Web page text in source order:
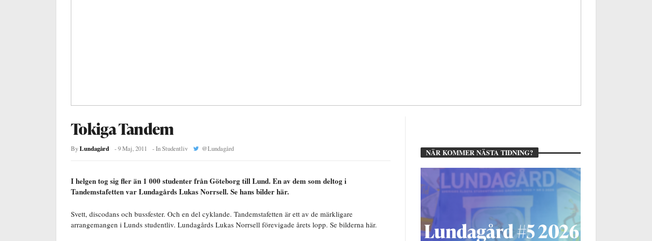
Tokiga Tandem
ByLundagård -9 Maj, 2011 - InStudentliv @Lundagård
I helgen tog sig fler än 1 000 studenter från Göteborg till Lund. En av dem som deltog i
Tandemstafetten var Lundagårds Lukas Norrsell. Se hans bilder här.
Svett, discodans och bussfester. Och en del cyklande. Tandemstafetten är ett av de märkligare
arrangemangen i Lunds studentliv. Lundagårds Lukas Norrsell förevigade årets lopp. Se bilderna här.
NÄR KOMMER NÄSTA TIDNING?